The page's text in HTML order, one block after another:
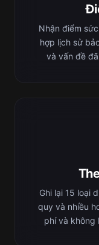
Nhận điểm
hợp lịch sử
và vấn đề
Ghi lại 15 loại
quy và nhiều
phí và không